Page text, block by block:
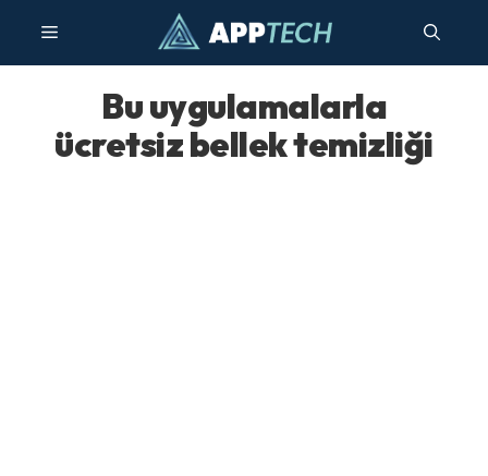
Menü
Bu uygulamalarla
ücretsiz bellek temizliği